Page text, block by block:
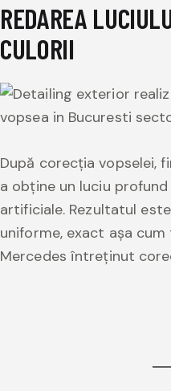
REDAREA
CULORII
După corecția vopselei,
a obține un luciu
artificiale. Rezultatul
uniforme, exact așa
Mercedes întreținut